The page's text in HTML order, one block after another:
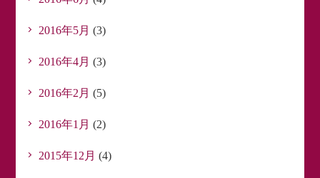
2016年5月 (3)
2016年4月 (3)
2016年2月 (5)
2016年1月 (2)
2015年12月 (4)